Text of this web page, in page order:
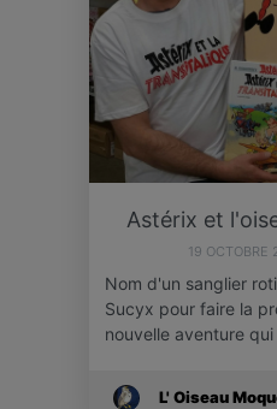
Astérix et
19 OCTOBRE
Nom d'un sanglier
Sucyx pour faire la
nouvelle aventure
L' Oiseau